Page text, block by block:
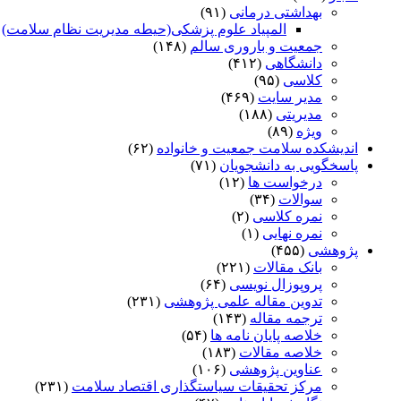
بهداشتی درمانی (۹۱)
المپیاد علوم پزشکی(حیطه مدیریت نظام سلامت)
جمعیت و باروری سالم (۱۴۸)
دانشگاهی (۴۱۲)
کلاسی (۹۵)
مدیر سایت (۴۶۹)
مدیریتی (۱۸۸)
ویژه (۸۹)
اندیشکده سلامت جمعیت و خانواده (۶۲)
پاسخگویی به دانشجویان (۷۱)
درخواست ها (۱۲)
سوالات (۳۴)
نمره کلاسی (۲)
نمره نهایی (۱)
پژوهشی (۴۵۵)
بانک مقالات (۲۲۱)
پروپوزال نویسی (۶۴)
تدوین مقاله علمی پژوهشی (۲۳۱)
ترجمه مقاله (۱۴۳)
خلاصه پایان نامه ها (۵۴)
خلاصه مقالات (۱۸۳)
عناوین پژوهشی (۱۰۶)
مرکز تحقیقات سیاستگذاری اقتصاد سلامت (۲۳۱)